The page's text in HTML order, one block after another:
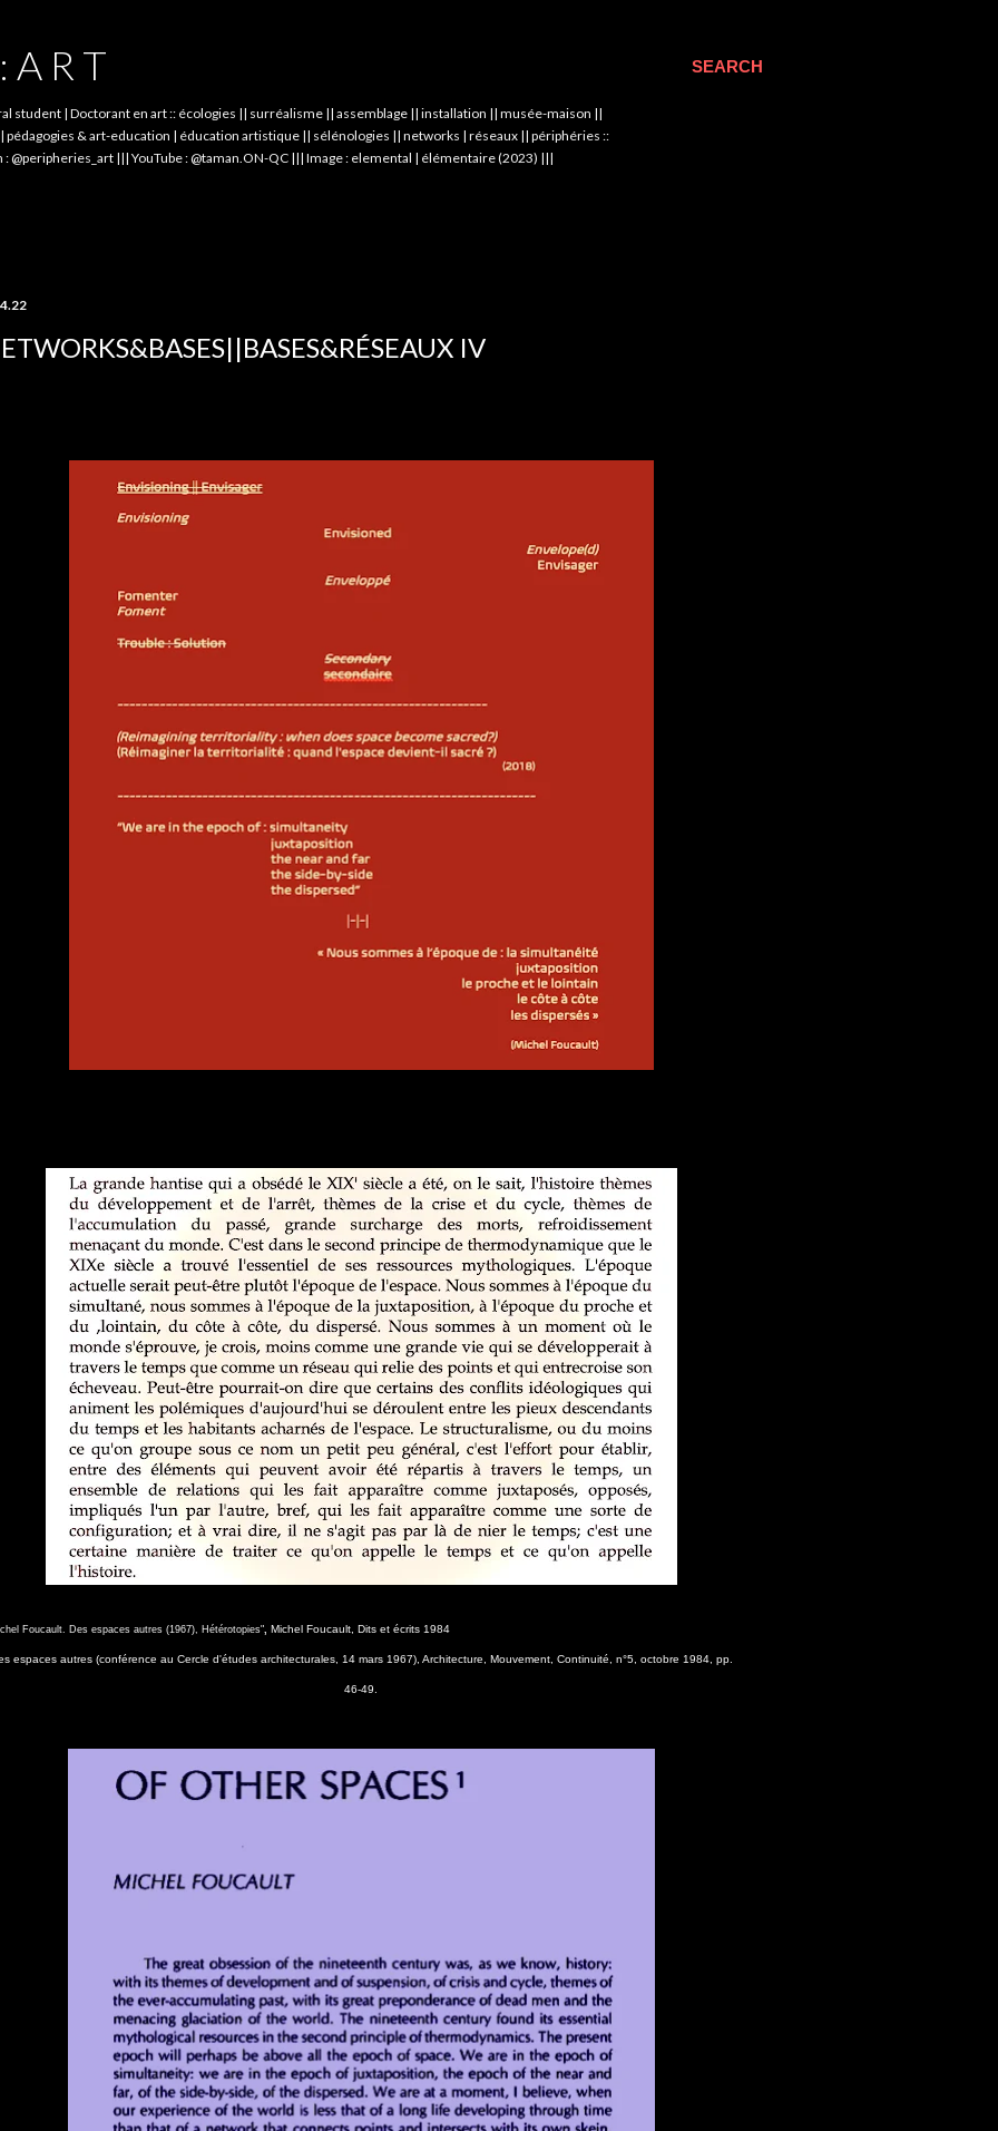
SEARCH
A R T
student | Doctorant en art :: écologies || surréalisme || assemblage || installation || musée-maison ||
& art-education | éducation artistique || sélénologies || networks | réseaux || périphéries ::
@peripheries_art ||| YouTube : @taman.ON-QC ||| Image : elemental | élémentaire (2023) |||
IV
Foucault. Des espaces autres (1967), Hétérotopies", Michel Foucault, Dits et écrits 1984
espaces autres (conférence au Cercle d'études architecturales, 14 mars 1967), Architecture, Mouvement, Continuité, n°5, octobre 1984, pp.
46-49.